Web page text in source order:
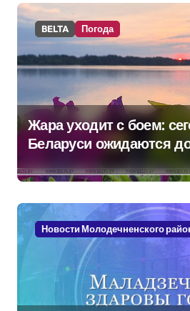
BELTA Погода
Жара уходит с боем:
Беларуси ожидаются
грозы
Новости Молодечненского